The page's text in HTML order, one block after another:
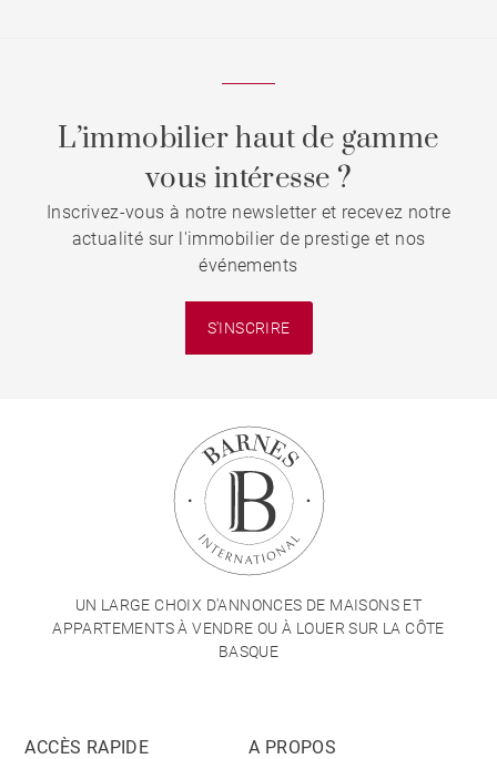
L’immobilier haut de gamme
vous intéresse ?
Inscrivez-vous à notre newsletter et recevez notre
actualité sur l'immobilier de prestige et nos
événements
S'INSCRIRE
UN LARGE CHOIX D'ANNONCES DE MAISONS ET
APPARTEMENTS À VENDRE OU À LOUER SUR LA CÔTE
BASQUE
ACCÈS RAPIDE
A PROPOS